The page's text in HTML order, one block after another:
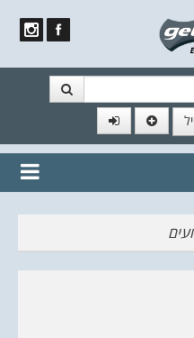
תפוצה!
נשמח